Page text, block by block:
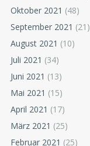
Oktober 2021 (48)
September 2021 (21)
August 2021 (10)
Juli 2021 (34)
Juni 2021 (13)
Mai 2021 (15)
April 2021 (17)
März 2021 (25)
Februar 2021 (25)